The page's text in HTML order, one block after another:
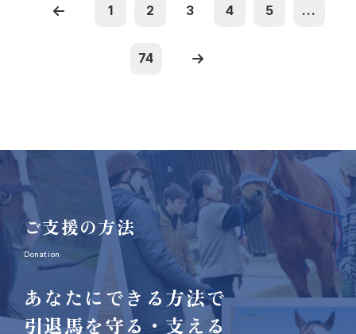
1 2 3 4 5 ...
74
ご支援の方法
Donation
あなたにできる方法で
引退馬を守る・支える